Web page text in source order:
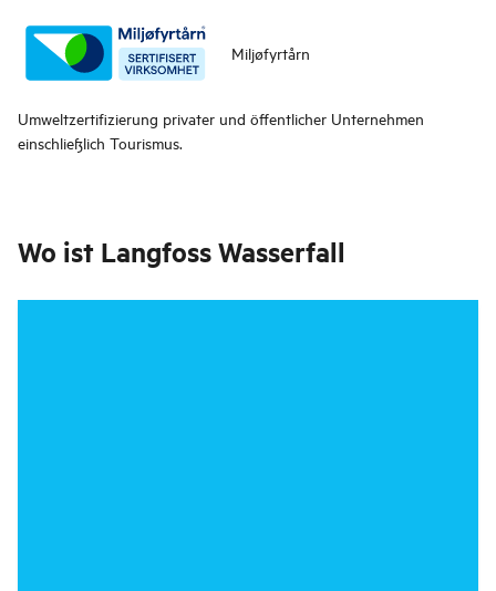
Miljøfyrtårn
Umweltzertifizierung privater und öffentlicher Unternehmen
einschließlich Tourismus.
Wo ist Langfoss Wasserfall